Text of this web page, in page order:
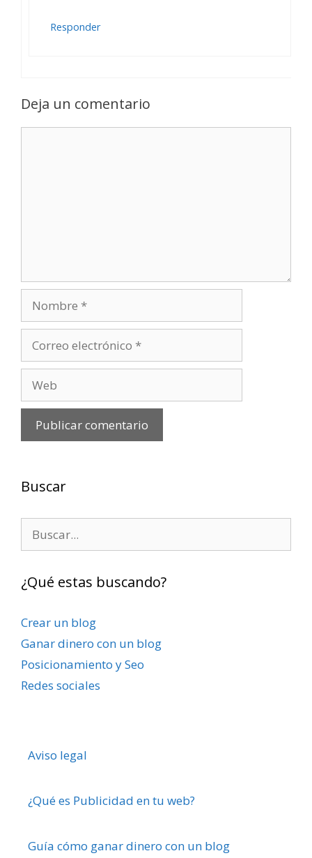
Responder
Deja un comentario
electrónico
Buscar
¿Qué estas buscando?
Crear un blog
Ganar dinero con un blog
Posicionamiento y Seo
Redes sociales
Aviso legal
¿Qué es Publicidad en tu web?
Guía cómo ganar dinero con un blog